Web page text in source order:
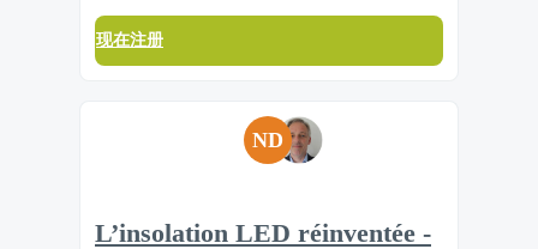
现在注册
ND
L’insolation LED réinventée -